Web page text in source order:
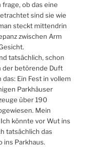
ob das eine
sind sie wie
steckt mittendrin
zwischen Arm
tatsächlich, schon
der betörende Duft
Ein Fest in vollem
Parkhäuser
über 190
Mein
könnte vor Wut ins
tatsächlich das
ins Parkhaus.